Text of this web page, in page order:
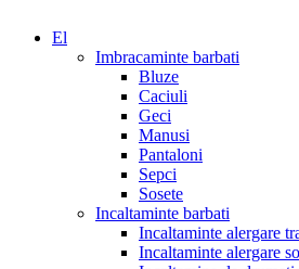
El
Imbracaminte barbati
Bluze
Caciuli
Geci
Manusi
Pantaloni
Sepci
Sosete
Incaltaminte barbati
Incaltaminte alergare
Incaltaminte alergare